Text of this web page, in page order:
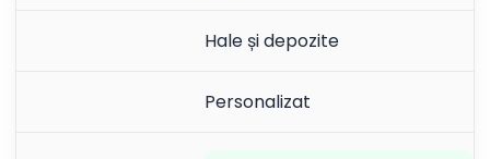
Hale și depozite
Personalizat